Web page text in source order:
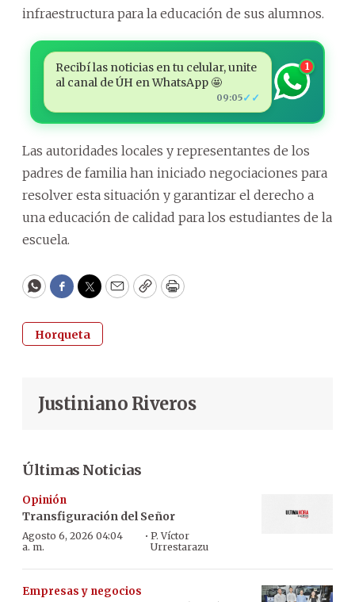
infraestructura para la educación de sus alumnos.
Recibí las noticias en tu celular, unite
al canal de ÚH en WhatsApp 🤩
09:05✓✓
1
Las autoridades locales y representantes de los
padres de familia han iniciado negociaciones para
resolver esta situación y garantizar el derecho a
una educación de calidad para los estudiantes de la
escuela.
WhatsApp
Facebook
Twitter
EmailCopyPrint
Horqueta
Justiniano Riveros
Últimas Noticias
Opinión
Transfiguración del Señor
Agosto 6, 2026 04:04
a. m.
· P. Víctor
Urrestarazu
Empresas y negocios